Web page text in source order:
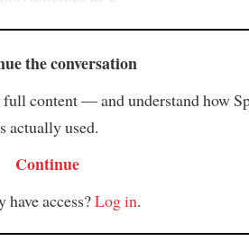
the conversation
content — and understand how
actually used.
Continue
have access?Log in.